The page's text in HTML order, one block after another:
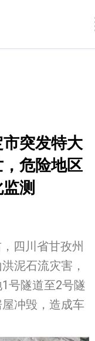
突发特大
危险地区
测
四川省甘孜州
泥石流灾害，
号隧道至2号隧
冲毁，造成车